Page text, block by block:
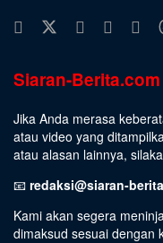
Siaran-Berita.com
Jika Anda merasa
atau video yang
atau alasan lainnya,
📧 redaksi@siaran-
Kami akan segera
dimaksud sesuai dengan